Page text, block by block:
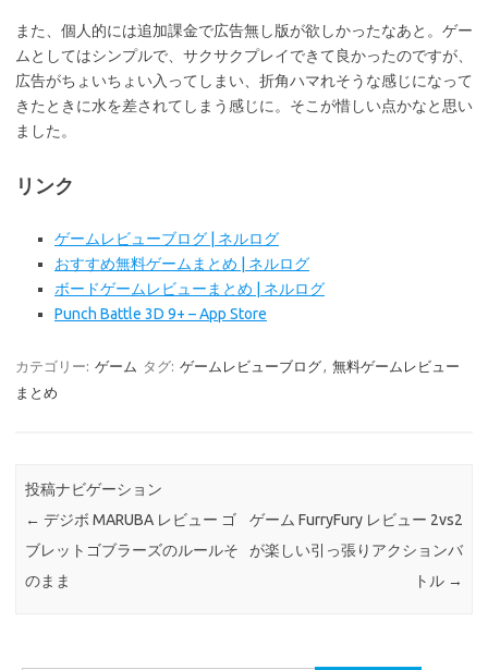
また、個人的には追加課金で広告無し版が欲しかったなあと。ゲー
ムとしてはシンプルで、サクサクプレイできて良かったのですが、
広告がちょいちょい入ってしまい、折角ハマれそうな感じになって
きたときに水を差されてしまう感じに。そこが惜しい点かなと思い
ました。
リンク
ゲームレビューブログ | ネルログ
おすすめ無料ゲームまとめ | ネルログ
ボードゲームレビューまとめ | ネルログ
Punch Battle 3D 9+ – App Store
カテゴリー: ゲーム タグ: ゲームレビューブログ, 無料ゲームレビュー
まとめ
投稿ナビゲーション
← デジボ MARUBA レビュー ゴ
ブレットゴブラーズのルールそ
のまま
ゲーム FurryFury レビュー 2vs2
が楽しい引っ張りアクションバ
トル →